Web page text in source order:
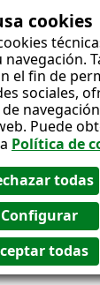
cookies
el fin de
sociales,
Puede
Política de